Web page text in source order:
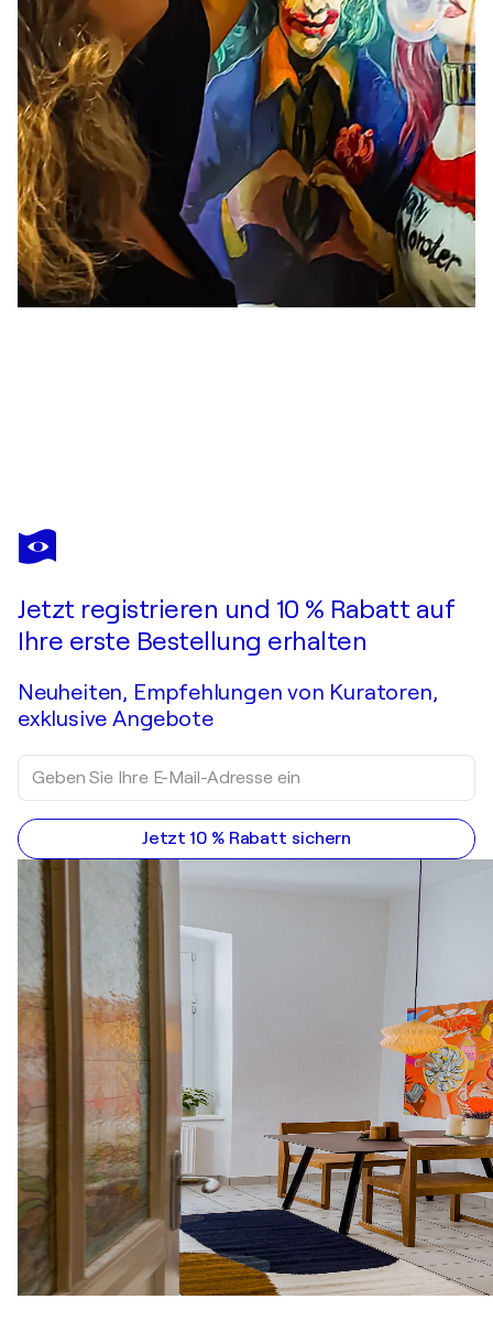
MARIA KIREEV
Before the Storm
Jetzt registrieren und 10 % Rabatt auf
Ihre erste Bestellung erhalten
Neuheiten, Empfehlungen von Kuratoren,
exklusive Angebote
Jetzt 10 % Rabatt sichern